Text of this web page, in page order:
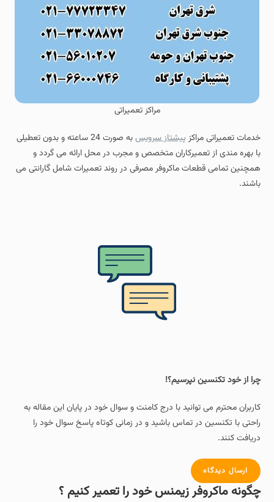
مراکز تعمیراتی
خدمات تعمیراتی مراکز پیشتاز سرویس
به صورت 24 ساعته و بدون تعطیلی
با بهره مندی از تعمیرکاران متخصص و مجرب در محل ارائه می گردد و
همچنین تمامی قطعات ماکروفر مصرفی در روند تعمیرات شامل گارانتی می
باشند.
چرا از خود تکنسین نپرسیم؟!
کاربران محترم می توانید با درج کامنت و سوال خود در پایان این مقاله به
راحتی با تکنسین در تماس باشید و در زمانی کوتاه پاسخ سوال خود را
دریافت کنند.
ارسال دیدگاه
چگونه ماکروفر زیمنس خود را تعمیر کنیم ؟